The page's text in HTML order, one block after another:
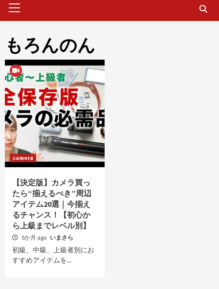
Menu
もろんのん
camera
【決定版】カメラ買っ
たら“揃えるべき”周辺
アイテム20選｜今揃え
るチャンス！【初心か
ら上級までレベル別】
5か月 ago いまさら
初級、中級、上級者別にお
すすめアイテムを...